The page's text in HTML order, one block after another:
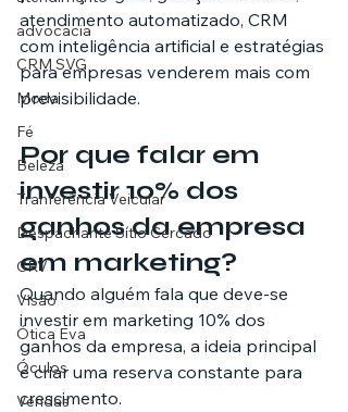
advocacia
CRM SVG
Moda
Fé
Beleza
Tranferência Veicular
Despachante Sítio Cercado
CRV
Visão
Ótica Eva
Óculos
Vendas
atendimento automatizado, CRM
com inteligência artificial e estratégias
para empresas venderem mais com
previsibilidade.
Por que falar em
investir 10% dos
ganhos da empresa
em marketing?
Quando alguém fala que deve-se
investir em marketing 10% dos
ganhos da empresa, a ideia principal
é criar uma reserva constante para
crescimento.